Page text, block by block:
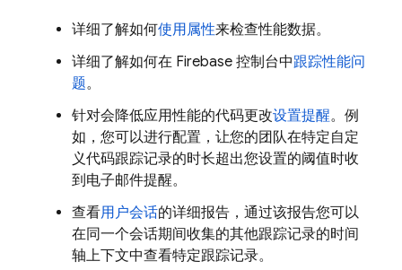
详细了解如何使用属性来检查性能数据。
详细了解如何在 Firebase 控制台中跟踪性能问
题。
针对会降低应用性能的代码更改设置提醒。例
如，您可以进行配置，让您的团队在特定自定
义代码跟踪记录的时长超出您设置的阈值时收
到电子邮件提醒。
查看用户会话的详细报告，通过该报告您可以
在同一个会话期间收集的其他跟踪记录的时间
轴上下文中查看特定跟踪记录。